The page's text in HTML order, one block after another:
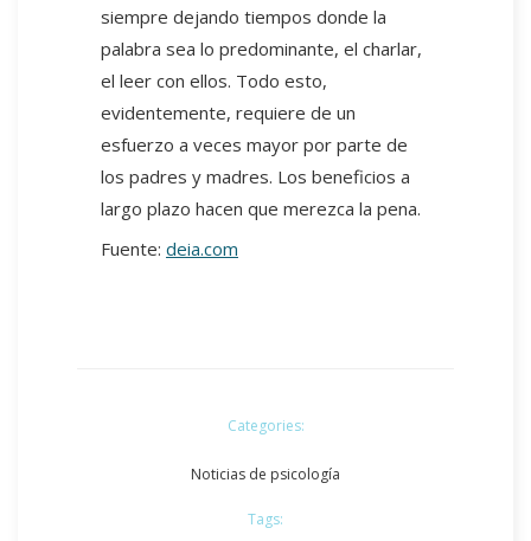
siempre dejando tiempos donde la
palabra sea lo predominante, el charlar,
el leer con ellos. Todo esto,
evidentemente, requiere de un
esfuerzo a veces mayor por parte de
los padres y madres. Los beneficios a
largo plazo hacen que merezca la pena.
Fuente: deia.com
Categories:
Noticias de psicología
Tags: